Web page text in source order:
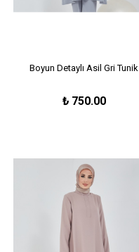
Boyun Detaylı Asil Gri Tunik
₺ 750.00